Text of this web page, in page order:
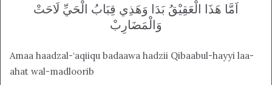
ﺍَﻣَّﺎ ﻫَﺬَﺍ ﺍﻟْﻌَﻘِﻴْﻖُ ﺑَﺪَﺍ ﻭَﻫَﺬِﻱ ﻗِﺒَﺎﺏُ ﺍﻟْﺤَﻲِّ ﻟَﺎﺣَﺖْ
ﻭَﺍﻟْﻤَﻀَﺎﺭِﺏْ
Amaa haadzal-‘aqiiqu badaawa hadzii Qibaabul-hayyi laa-
ahat wal-madloorib